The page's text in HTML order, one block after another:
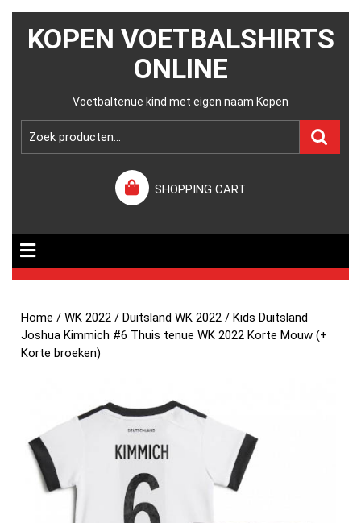
KOPEN VOETBALSHIRTS
ONLINE
Voetbaltenue kind met eigen naam Kopen
SHOPPING CART
Home /WK 2022 /Duitsland WK 2022 / Kids Duitsland
Joshua Kimmich #6 Thuis tenue WK 2022 Korte Mouw (+
Korte broeken)